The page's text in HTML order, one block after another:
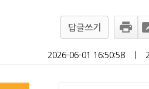
답글쓰기
2026-06-01 16:50:58